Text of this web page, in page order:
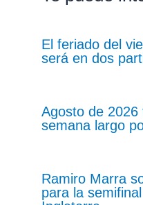
El feriado del
será en dos
Agosto de
semana largo
Ramiro Marra
para la